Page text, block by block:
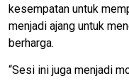
kesempatan untuk
menjadi ajang untuk
berharga.
“Sesi ini juga menjadi